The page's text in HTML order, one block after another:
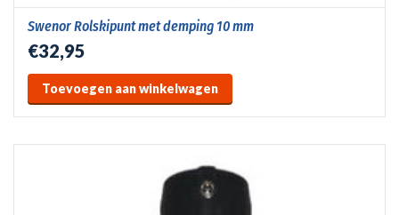
Swenor Rolskipunt met demping 10 mm
€32,95
Toevoegen aan winkelwagen